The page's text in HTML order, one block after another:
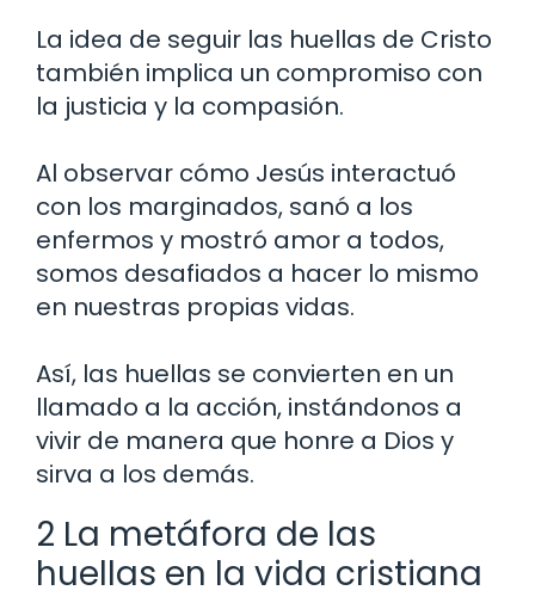
La idea de seguir las huellas de Cristo
también implica un compromiso con
la justicia y la compasión.
Al observar cómo Jesús interactuó
con los marginados, sanó a los
enfermos y mostró amor a todos,
somos desafiados a hacer lo mismo
en nuestras propias vidas.
Así, las huellas se convierten en un
llamado a la acción, instándonos a
vivir de manera que honre a Dios y
sirva a los demás.
2 La metáfora de las
huellas en la vida cristiana